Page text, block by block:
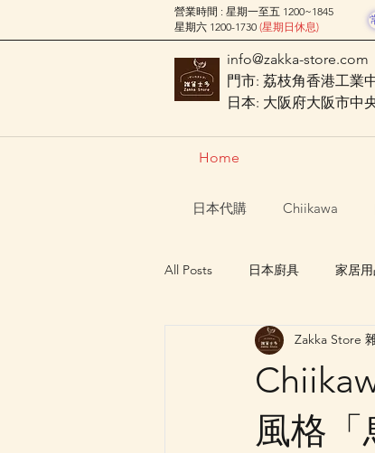
營業時間 : 星期一至五 1200~1845
星期六 1200-1730 (星期日休息)
info@zakka-store.com
門市: 荔枝角香港工業
日本: 大阪府大阪市中
Home
日本代購 Chiikawa
All Posts 日本廚具 家居
Nagano Characters 長野角色
風格「
Zakka Store